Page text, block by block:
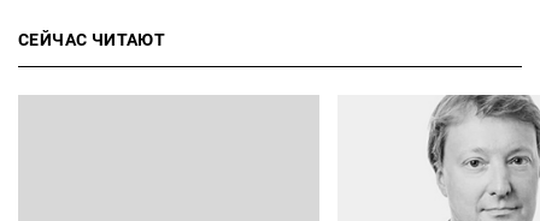
СЕЙЧАС ЧИТАЮТ